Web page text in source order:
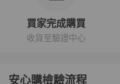
買家完成購買
收貨至驗證中心
安心購檢驗流程